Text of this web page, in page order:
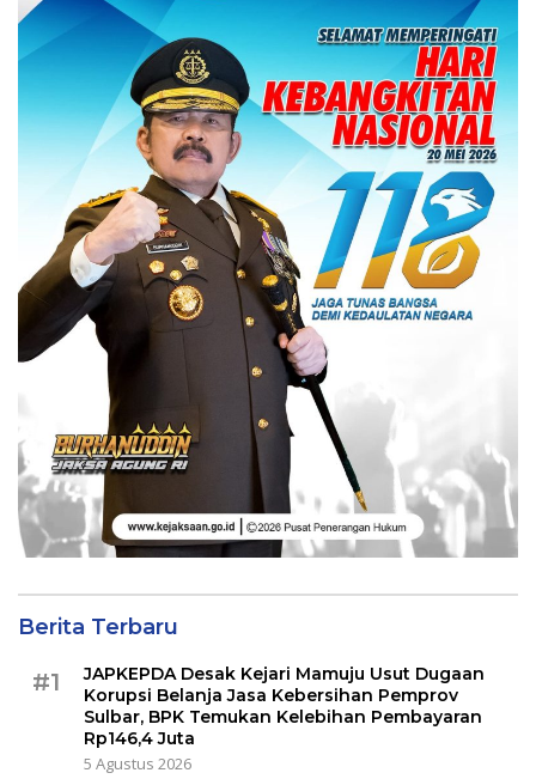
Berita Terbaru
#1
JAPKEPDA Desak Kejari Mamuju Usut Dugaan
Korupsi Belanja Jasa Kebersihan Pemprov
Sulbar, BPK Temukan Kelebihan Pembayaran
Rp146,4 Juta
5 Agustus 2026